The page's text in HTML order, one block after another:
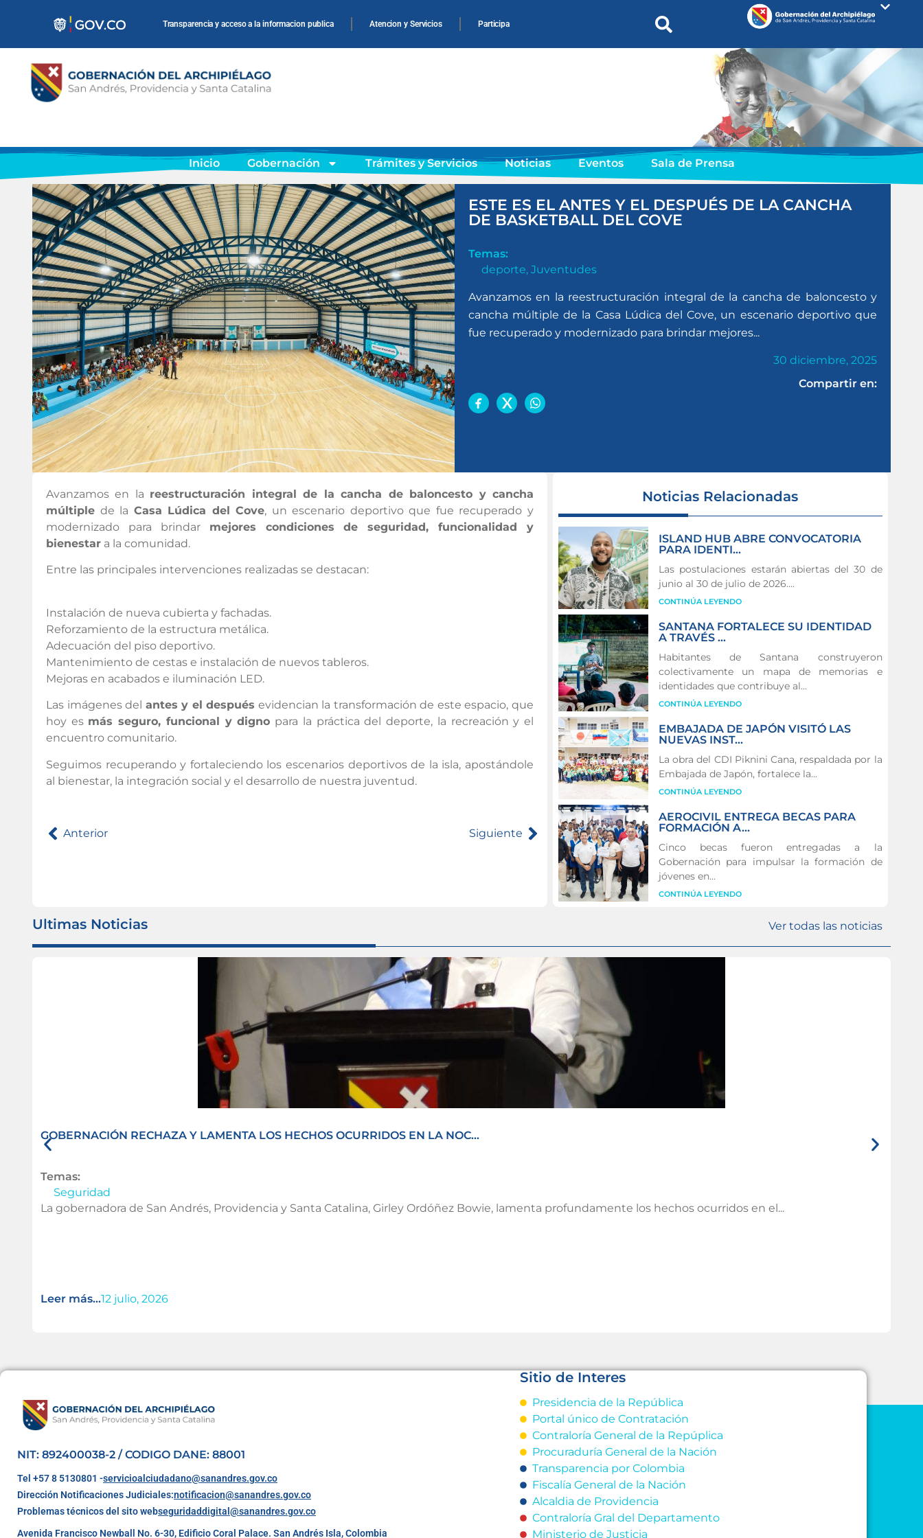
Transparencia y acceso a la informacion publica Atencion y Servicios Participa
Inicio Gobernación Trámites y Servicios Noticias Eventos Sala de Prensa
ESTE ES EL ANTES Y EL DESPUÉS DE LA CANCHA
DE BASKETBALL DEL COVE
Temas:
deporte, Juventudes
Avanzamos en la reestructuración integral de la cancha de baloncesto y
cancha múltiple de la Casa Lúdica del Cove, un escenario deportivo que
fue recuperado y modernizado para brindar mejores...
30 diciembre, 2025
Compartir en:
Avanzamos en la reestructuración integral de la cancha de baloncesto y cancha
múltiple de la Casa Lúdica del Cove, un escenario deportivo que fue recuperado y
modernizado para brindar mejores condiciones de seguridad, funcionalidad y
bienestar a la comunidad.
Entre las principales intervenciones realizadas se destacan:
Instalación de nueva cubierta y fachadas.
Reforzamiento de la estructura metálica.
Adecuación del piso deportivo.
Mantenimiento de cestas e instalación de nuevos tableros.
Mejoras en acabados e iluminación LED.
Las imágenes del antes y el después evidencian la transformación de este espacio, que
hoy es más seguro, funcional y digno para la práctica del deporte, la recreación y el
encuentro comunitario.
Seguimos recuperando y fortaleciendo los escenarios deportivos de la isla, apostándole
al bienestar, la integración social y el desarrollo de nuestra juventud.
Anterior Siguiente
Noticias Relacionadas
ISLAND HUB ABRE CONVOCATORIA
PARA IDENTI...
Las postulaciones estarán abiertas del 30 de
junio al 30 de julio de 2026....
CONTINÚA LEYENDO
SANTANA FORTALECE SU IDENTIDAD
A TRAVÉS ...
Habitantes de Santana construyeron
colectivamente un mapa de memorias e
identidades que contribuye al...
CONTINÚA LEYENDO
EMBAJADA DE JAPÓN VISITÓ LAS
NUEVAS INST...
La obra del CDI Piknini Cana, respaldada por la
Embajada de Japón, fortalece la...
CONTINÚA LEYENDO
AEROCIVIL ENTREGA BECAS PARA
FORMACIÓN A...
Cinco becas fueron entregadas a la
Gobernación para impulsar la formación de
jóvenes en...
CONTINÚA LEYENDO
Ultimas Noticias Ver todas las noticias
GOBERNACIÓN RECHAZA Y LAMENTA LOS HECHOS OCURRIDOS EN LA NOC...
Temas:
Seguridad
La gobernadora de San Andrés, Providencia y Santa Catalina, Girley Ordóñez Bowie, lamenta profundamente los hechos ocurridos en el...
Leer más...12 julio, 2026
NIT: 892400038-2 / CODIGO DANE: 88001
Tel +57 8 5130801 -servicioalciudadano@sanandres.gov.co
Dirección Notificaciones Judiciales:notificacion@sanandres.gov.co
Problemas técnicos del sito webseguridaddigital@sanandres.gov.co
Avenida Francisco Newball No. 6-30, Edificio Coral Palace. San Andrés Isla, Colombia
Sitio de Interes
Presidencia de la República
Portal único de Contratación
Contraloría General de la Repúplica
Procuraduría General de la Nación
Transparencia por Colombia
Fiscalía General de la Nación
Alcaldia de Providencia
Contraloría Gral del Departamento
Ministerio de Justicia